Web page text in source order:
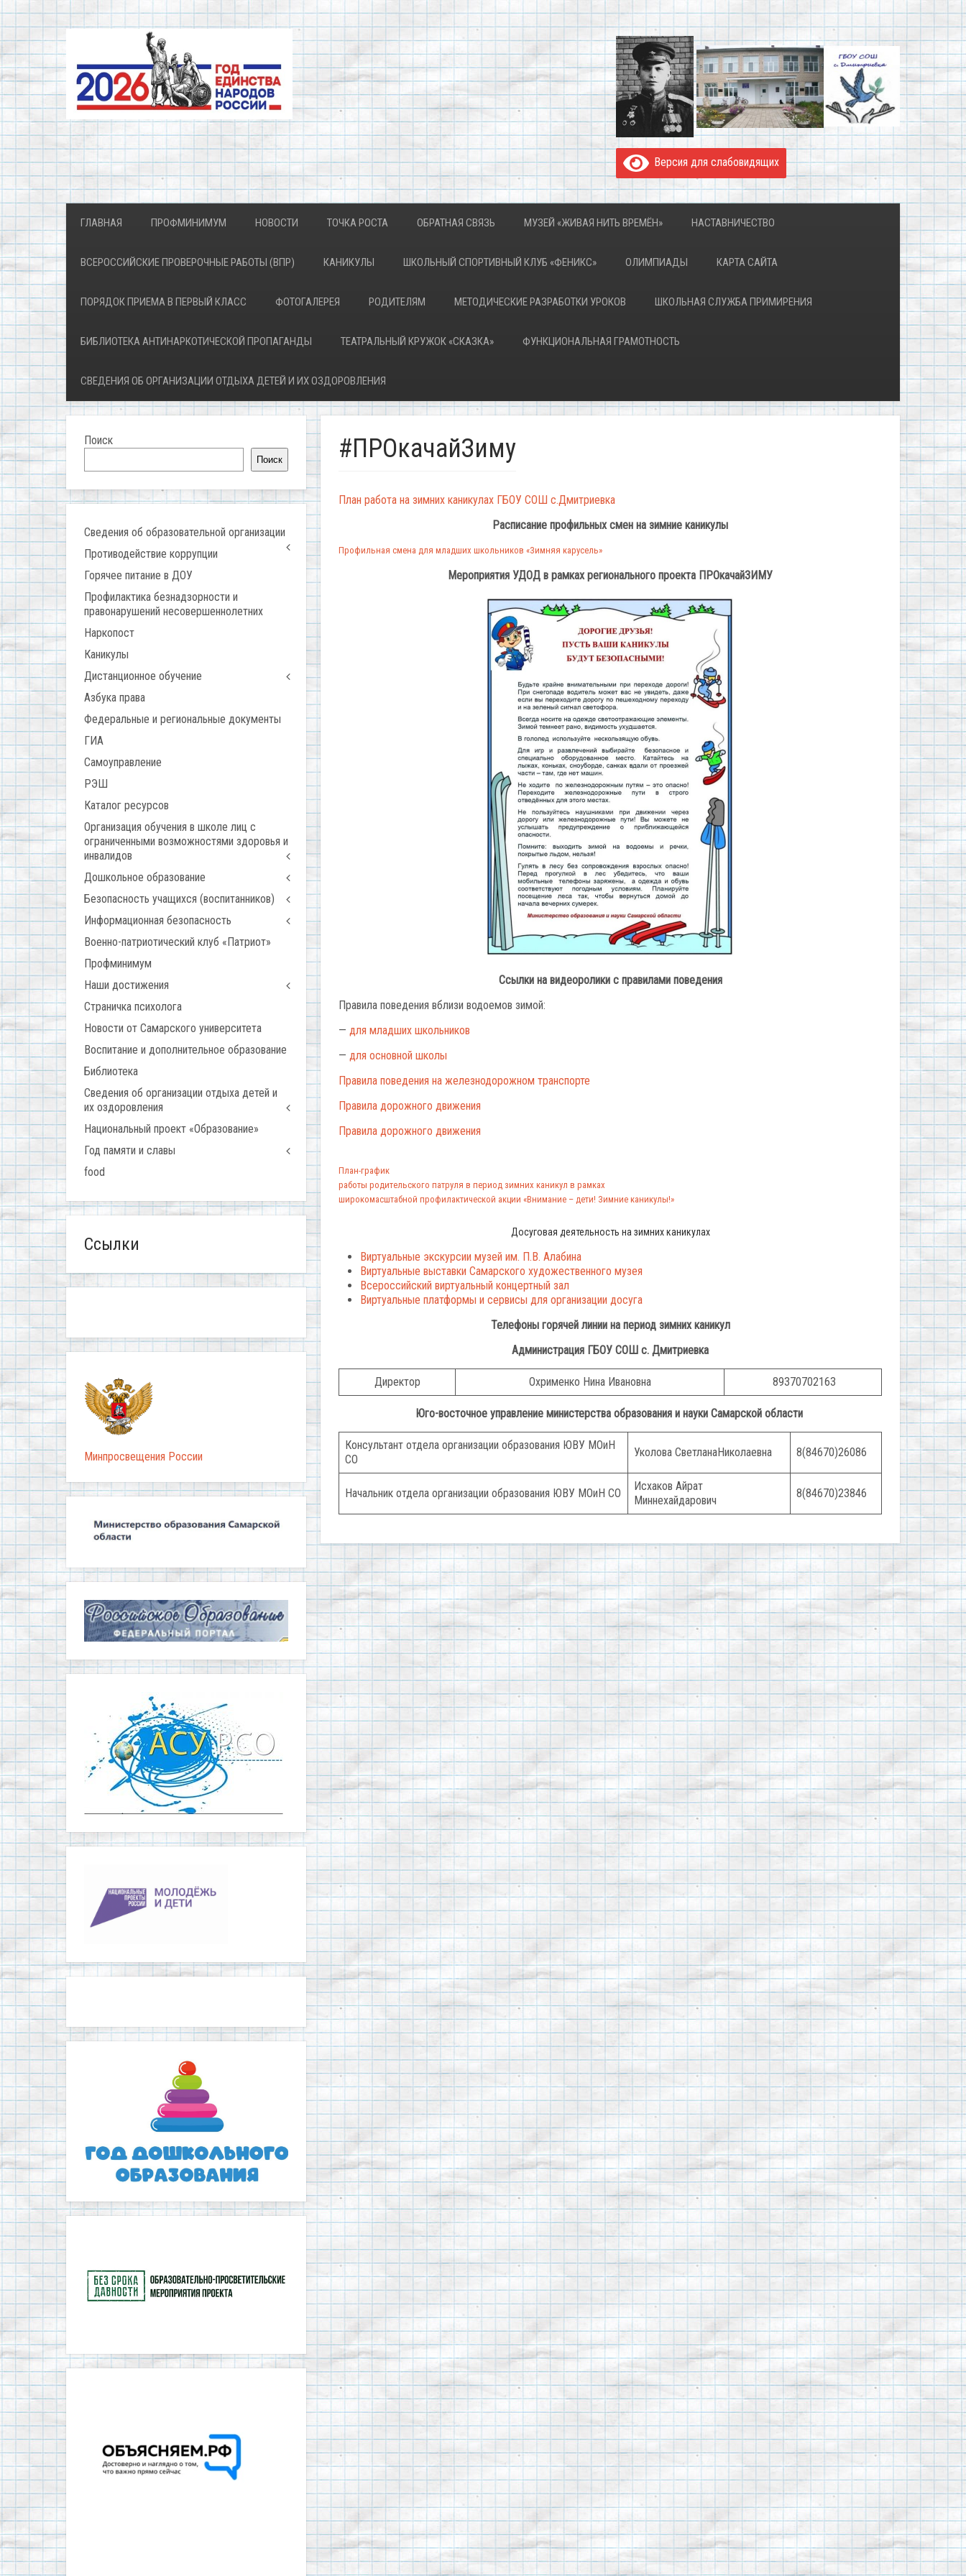
Версия для слабовидящих
ГЛАВНАЯ ПРОФМИНИМУМ НОВОСТИ ТОЧКА РОСТА ОБРАТНАЯ СВЯЗЬ МУЗЕЙ «ЖИВАЯ НИТЬ ВРЕМЁН» НАСТАВНИЧЕСТВО
ВСЕРОССИЙСКИЕ ПРОВЕРОЧНЫЕ РАБОТЫ (ВПР) КАНИКУЛЫ ШКОЛЬНЫЙ СПОРТИВНЫЙ КЛУБ «ФЕНИКС» ОЛИМПИАДЫ КАРТА САЙТА
ПОРЯДОК ПРИЕМА В ПЕРВЫЙ КЛАСС ФОТОГАЛЕРЕЯ РОДИТЕЛЯМ МЕТОДИЧЕСКИЕ РАЗРАБОТКИ УРОКОВ ШКОЛЬНАЯ СЛУЖБА ПРИМИРЕНИЯ
БИБЛИОТЕКА АНТИНАРКОТИЧЕСКОЙ ПРОПАГАНДЫ ТЕАТРАЛЬНЫЙ КРУЖОК «СКАЗКА» ФУНКЦИОНАЛЬНАЯ ГРАМОТНОСТЬ
СВЕДЕНИЯ ОБ ОРГАНИЗАЦИИ ОТДЫХА ДЕТЕЙ И ИХ ОЗДОРОВЛЕНИЯ
#ПРОкачайЗиму
План работа на зимних каникулах ГБОУ СОШ с.Дмитриевка
Расписание профильных смен на зимние каникулы
Профильная смена для младших школьников «Зимняя карусель»
Мероприятия УДОД в рамках регионального проекта ПРОкачайЗИМУ
Ссылки на видеоролики с правилами поведения
Правила поведения вблизи водоемов зимой:
— для младших школьников
— для основной школы
Правила поведения на железнодорожном транспорте
Правила дорожного движения
Правила дорожного движения
План-график
работы родительского патруля в период зимних каникул в рамках
широкомасштабной профилактической акции «Внимание – дети! Зимние каникулы!»
Досуговая деятельность на зимних каникулах
Виртуальные экскурсии музей им. П.В. Алабина
Виртуальные выставки Самарского художественного музея
Всероссийский виртуальный концертный зал
Виртуальные платформы и сервисы для организации досуга
Телефоны горячей линии на период зимних каникул
Администрация ГБОУ СОШ с. Дмитриевка
Директор Охрименко Нина Ивановна 89370702163
Юго-восточное управление министерства образования и науки Самарской области
Консультант отдела организации образования ЮВУ МОиН
СО
Уколова СветланаНиколаевна 8(84670)26086
Начальник отдела организации образования ЮВУ МОиН СО
Исхаков Айрат
Миннехайдарович
8(84670)23846
Поиск
Поиск
Сведения об образовательной организации
Противодействие коррупции
Горячее питание в ДОУ
Профилактика безнадзорности и
правонарушений несовершеннолетних
Наркопост
Каникулы
Дистанционное обучение
Азбука права
Федеральные и региональные документы
ГИА
Самоуправление
РЭШ
Каталог ресурсов
Организация обучения в школе лиц с
ограниченными возможностями здоровья и
инвалидов
Дошкольное образование
Безопасность учащихся (воспитанников)
Информационная безопасность
Военно-патриотический клуб «Патриот»
Профминимум
Наши достижения
Страничка психолога
Новости от Самарского университета
Воспитание и дополнительное образование
Библиотека
Сведения об организации отдыха детей и
их оздоровления
Национальный проект «Образование»
Год памяти и славы
food
Ссылки
Минпросвещения России